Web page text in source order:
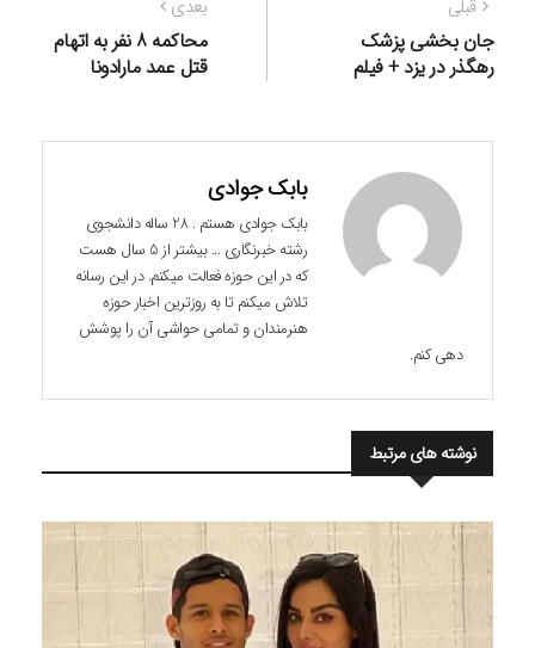
نوشته
قبلی
قبلی:
جان بخشی پزشک
رهگذر در یزد + فیلم
بعدی
بعدی:محاکمه 8 نفر به اتهام
قتل عمد مارادونا
بابک جوادی
بابک جوادی هستم . 28 ساله دانشجوی
رشته خبرنگاری ... بیشتر از 5 سال هست
که در این حوزه فعالت میکنم. در این رسانه
تلاش میکنم تا به روزترین اخبار حوزه
هنرمندان و تمامی حواشی آن را پوشش
دهی کنم.
نوشته های مرتبط